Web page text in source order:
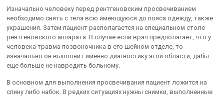
Изначально человеку перед рентгеновским просвечиванием
необходимо снять с тела всю имеющуюся до пояса одежду, также
украшения. Затем пациент располагается на специальном столе
рентгеновского аппарата. В случае если врач предполагает, что у
человека травма позвоночника в его шейном отделе, то
изначально он выполнит именно диагностику этой области, дабы
еще больше не навредить больному.
В основном для выполнения просвечивания пациент ложится на
спину либо набок. В редких ситуациях нужны снимки, выполненные